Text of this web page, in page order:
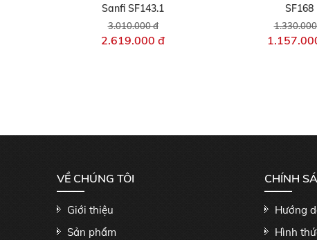
Sanfi SF143.1
3.010.000 đ
2.619.000 đ
SF168
VỀ CHÚNG TÔI
Giới thiệu
Sản phẩm
CHÍNH
Hướng
Hình